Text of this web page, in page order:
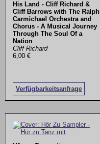
His Land - Cliff Richard &
Cliff Barrows with The Ralph
Carmichael Orchestra and
Chorus - A Musical Journey
Through The Soul Of a
Nation
Cliff Richard
6,00 €
Verfügbarkeitsanfrage